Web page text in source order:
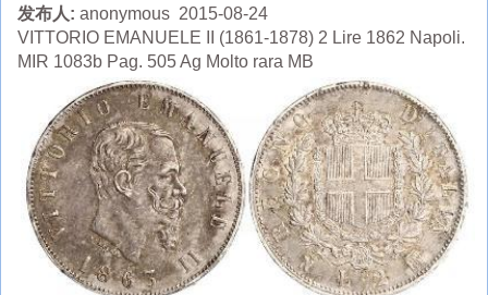
发布人: anonymous 2015-08-24
VITTORIO EMANUELE II (1861-1878) 2 Lire 1862 Napoli.
MIR 1083b Pag. 505 Ag Molto rara MB